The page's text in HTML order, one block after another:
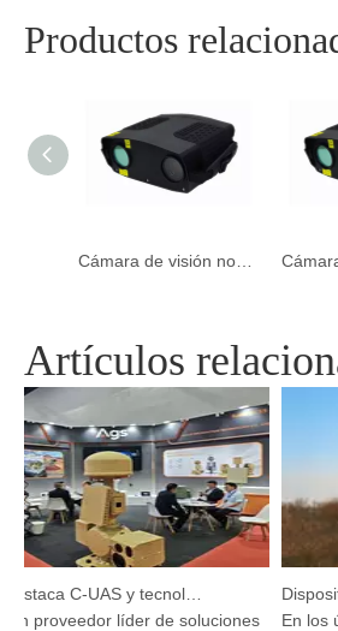
Productos
Artículos
Argustec destaca C-UAS y tecnología térmica de vanguardia en KL
proveedor líder de soluciones
En los